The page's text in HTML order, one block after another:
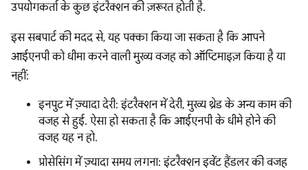
उपयोगकर्ता के कुछ इंटरैक्शन की ज़रूरत होती है.
इस सबपार्ट की मदद से, यह पक्का किया जा सकता है कि आपने
आईएनपी को धीमा करने वाली मुख्य वजह को ऑप्टिमाइज़ किया है या
नहीं:
इनपुट में ज़्यादा देरी: इंटरैक्शन में देरी, मुख्य थ्रेड के अन्य काम की
वजह से हुई. ऐसा हो सकता है कि आईएनपी के धीमे होने की
वजह यह न हो.
प्रोसेसिंग में ज़्यादा समय लगना: इंटरैक्शन इवेंट हैंडलर की वजह